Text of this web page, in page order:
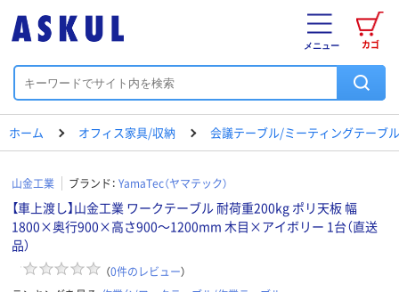
カゴ
メニュー
ホーム オフィス家具/収納 会議テーブル/ミーティングテーブル
山金工業 ブランド： YamaTec（ヤマテック）
【車上渡し】山金工業 ワークテーブル 耐荷重200kg ポリ天板 幅
1800×奥行900×高さ900～1200mm 木目×アイボリー 1台（直送
品）
（0件のレビュー）